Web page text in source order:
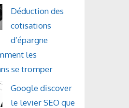
Déduction des
cotisations
d’épargne
les
se tromper
Google discover
le levier SEO que